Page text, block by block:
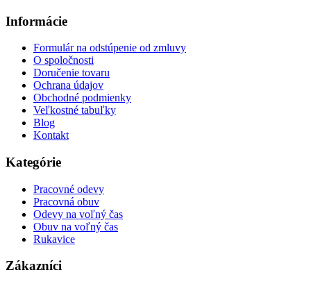
Informácie
Formulár na odstúpenie od zmluvy
O spoločnosti
Doručenie tovaru
Ochrana údajov
Obchodné podmienky
Veľkostné tabuľky
Blog
Kontakt
Kategórie
Pracovné odevy
Pracovná obuv
Odevy na voľný čas
Obuv na voľný čas
Rukavice
Zákazníci